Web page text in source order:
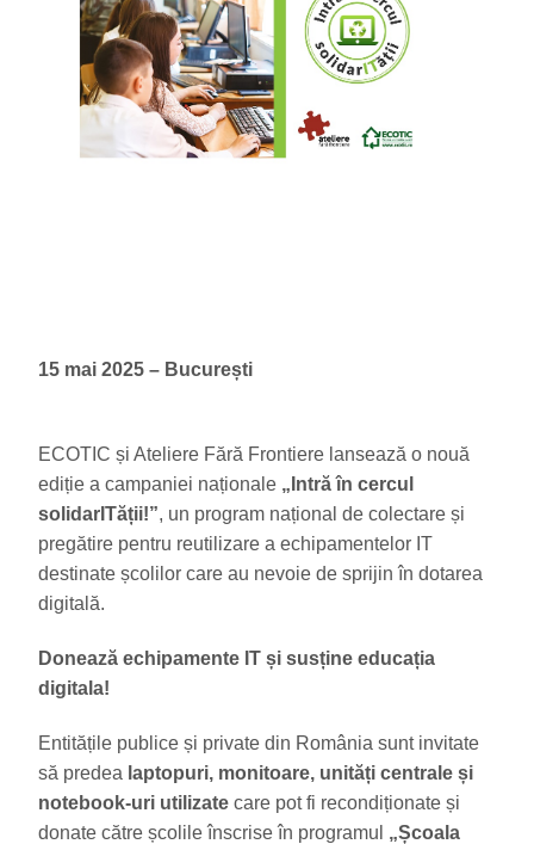
15 mai 2025 – București
ECOTIC și Ateliere Fără Frontiere lansează o nouă
ediție a campaniei naționale „Intră în cercul
solidarITății!”, un program național de colectare și
pregătire pentru reutilizare a echipamentelor IT
destinate școlilor care au nevoie de sprijin în dotarea
digitală.
Donează echipamente IT și susține educația
digitala!
Entitățile publice și private din România sunt invitate
să predea laptopuri, monitoare, unități centrale și
notebook-uri utilizate care pot fi recondiționate și
donate către școlile înscrise în programul „Școala